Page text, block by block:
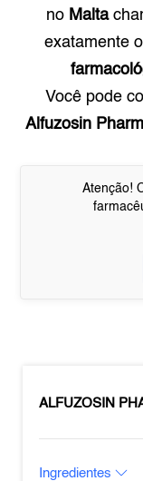
no Malta
exatamente
Você pode
Alfuzosin
Atenção!
ALFUZOSIN
Ingredientes